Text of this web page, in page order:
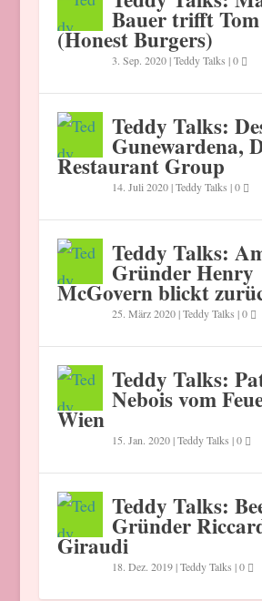
Bauer trifft
(Honest Burgers)
3. Sep. 2020|Teddy Talks |0
Teddy Talks:
Gunewardena,
Restaurant Group
14. Juli 2020|Teddy Talks |0
Teddy Talks:
Gründer Henry
McGovern blickt
25. März 2020|Teddy Talks |0
Teddy Talks:
Nebois vom
Wien
15. Jan. 2020|Teddy Talks |0
Teddy Talks:
Gründer
Giraudi
18. Dez. 2019|Teddy Talks |0